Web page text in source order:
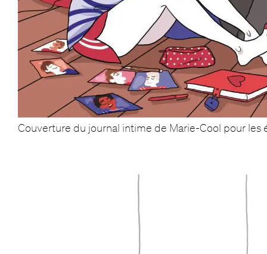
Couverture du journal intime de Marie-Cool pour les